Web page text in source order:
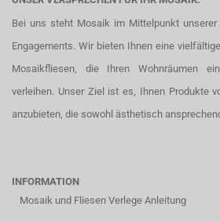
Bei uns steht Mosaik im Mittelpunkt
Engagements. Wir bieten Ihnen eine
Mosaikfliesen, die Ihren Wohnräumen
verleihen. Unser Ziel ist es, Ihnen Produkte
anzubieten, die sowohl ästhetisch
INFORMATION
Mosaik und Fliesen Verlege Anleitung